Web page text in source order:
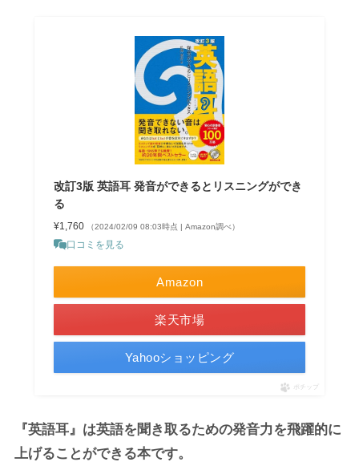
改訂3版 英語耳 発音ができるとリスニングができ
る
¥1,760 （2024/02/09 08:03時点 | Amazon調べ）
口コミを見る
Amazon
楽天市場
Yahooショッピング
ポチップ
『英語耳』は英語を聞き取るための発音力を飛躍的に
上げることができる本です。